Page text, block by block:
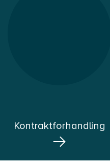
Kontraktforhandling